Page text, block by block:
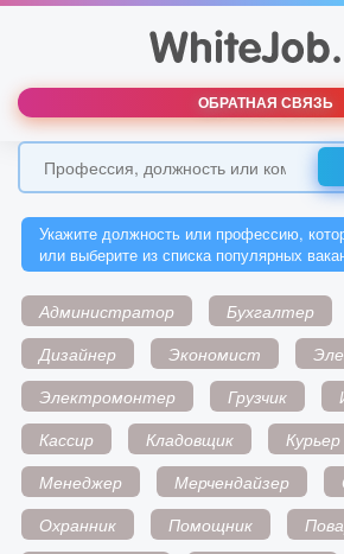
ОБРАТНАЯ СВЯЗЬ
Укажите должность или профессию,
или выберите из списка популярных
Администратор Бухгалтер
Дизайнер
Экономист
Электромонтер
Грузчик
Кассир
Кладовщик
Курьер
Менеджер
Мерчендайзер
Охранник
Помощник